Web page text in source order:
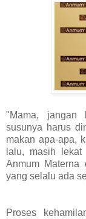
"Mama, jangan
susunya harus
makan apa-apa,
lalu, masih
Anmum Materna
yang selalu ada
Proses